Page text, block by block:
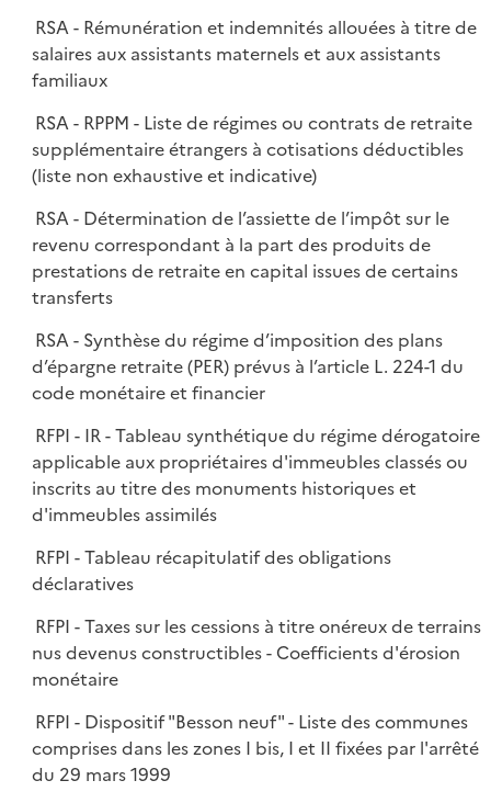
RSA - Rémunération et indemnités allouées à titre de
salaires aux assistants maternels et aux assistants
familiaux
RSA - RPPM - Liste de régimes ou contrats de retraite
supplémentaire étrangers à cotisations déductibles
(liste non exhaustive et indicative)
RSA - Détermination de l’assiette de l’impôt sur le
revenu correspondant à la part des produits de
prestations de retraite en capital issues de certains
transferts
RSA - Synthèse du régime d’imposition des plans
d’épargne retraite (PER) prévus à l’article L. 224-1 du
code monétaire et financier
RFPI - IR - Tableau synthétique du régime dérogatoire
applicable aux propriétaires d'immeubles classés ou
inscrits au titre des monuments historiques et
d'immeubles assimilés
RFPI - Tableau récapitulatif des obligations
déclaratives
RFPI - Taxes sur les cessions à titre onéreux de terrains
nus devenus constructibles - Coefficients d'érosion
monétaire
RFPI - Dispositif "Besson neuf" - Liste des communes
comprises dans les zones I bis, I et II fixées par l'arrêté
du 29 mars 1999